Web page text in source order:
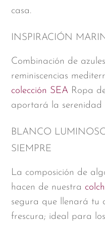
casa.
INSPIRACIÓN
Combinación de
reminiscencias
colección SEA Ropa
aportará la
BLANCO
SIEMPRE
La composición de
hacen de nuestra
segura que llenará tu
frescura; ideal para